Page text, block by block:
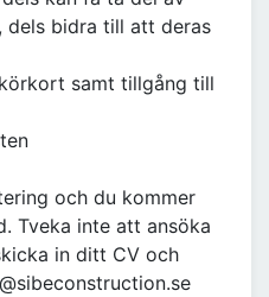
dels bidra till att deras
samt tillgång till
och du kommer
Tveka inte att ansöka
in ditt CV och